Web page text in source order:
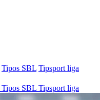
Tipos SBL Tipsport liga
Tipos SBL Tipsport liga